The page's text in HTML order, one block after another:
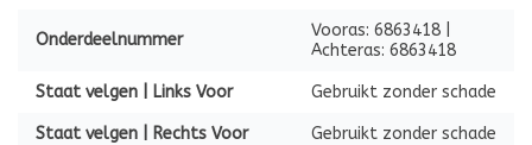
Onderdeelnummer
Vooras: 6863418 |
Achteras: 6863418
Staat velgen | Links Voor Gebruikt zonder schade
Staat velgen | Rechts Voor Gebruikt zonder schade